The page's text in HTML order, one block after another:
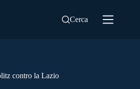
Cerca
contro la Lazio